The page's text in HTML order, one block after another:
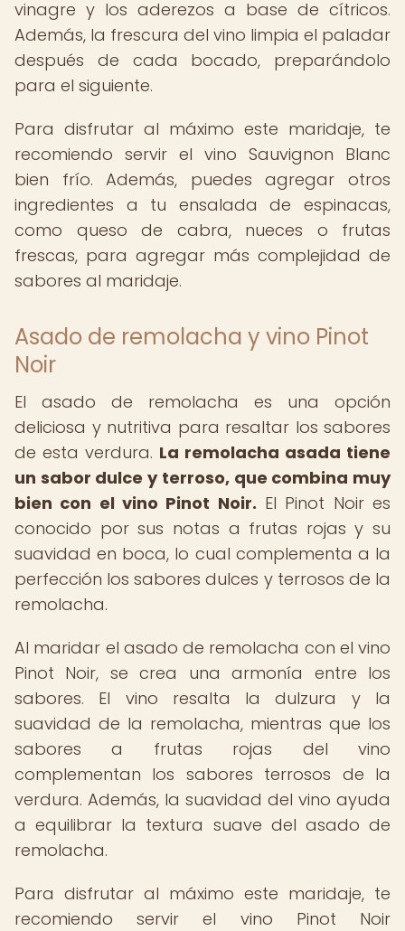
vinagre y los aderezos a base de cítricos.
Además, la frescura del vino limpia el paladar
después de cada bocado, preparándolo
para el siguiente.
Para disfrutar al máximo este maridaje, te
recomiendo servir el vino Sauvignon Blanc
bien frío. Además, puedes agregar otros
ingredientes a tu ensalada de espinacas,
como queso de cabra, nueces o frutas
frescas, para agregar más complejidad de
sabores al maridaje.
Asado de remolacha y vino Pinot
Noir
El asado de remolacha es una opción
deliciosa y nutritiva para resaltar los sabores
de esta verdura. La remolacha asada tiene
un sabor dulce y terroso, que combina muy
bien con el vino Pinot Noir. El Pinot Noir es
conocido por sus notas a frutas rojas y su
suavidad en boca, lo cual complementa a la
perfección los sabores dulces y terrosos de la
remolacha.
Al maridar el asado de remolacha con el vino
Pinot Noir, se crea una armonía entre los
sabores. El vino resalta la dulzura y la
suavidad de la remolacha, mientras que los
sabores a frutas rojas del vino
complementan los sabores terrosos de la
verdura. Además, la suavidad del vino ayuda
a equilibrar la textura suave del asado de
remolacha.
Para disfrutar al máximo este maridaje, te
recomiendo servir el vino Pinot Noir